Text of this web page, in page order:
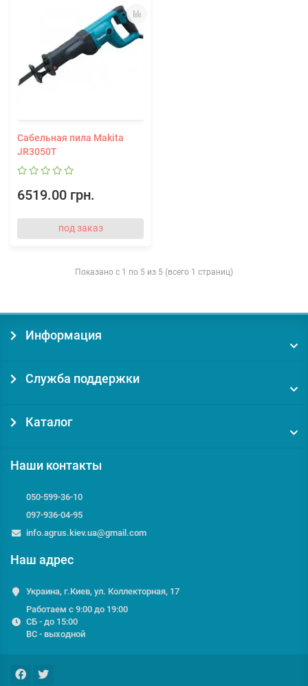
Сабельная пила Makita
JR3050T
6519.00 грн.
под заказ
Показано с 1 по 5 из 5 (всего 1 страниц)
Информация
Служба поддержки
Каталог
Наши контакты
050-599-36-10
097-936-04-95
info.agrus.kiev.ua@gmail.com
Наш адрес
Украина, г.Киев, ул. Коллекторная, 17
Работаем с 9:00 до 19:00
СБ - до 15:00
ВС - выходной